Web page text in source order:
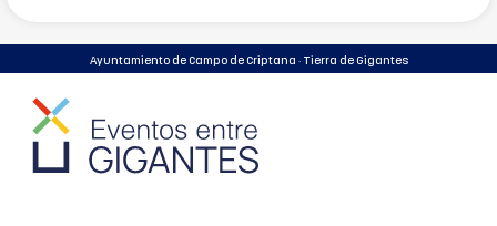
Ayuntamiento de Campo de Criptana · Tierra de Gigantes